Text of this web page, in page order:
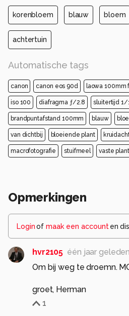
korenbloem blauw bloem
achtertuin
Automatische tags
canon canon eos 90d laowa 100mm
iso 100 diafragma ƒ/2.8 sluitertijd 1/
brandpuntafstand 100mm blauw
van dichtbij bloeiende plant
macrofotografie stuifmeel vaste plant
Opmerkingen
Loginof maak een account en
hvr2105 één jaar geleden
Om bij weg te droemn.
groet, Herman
1